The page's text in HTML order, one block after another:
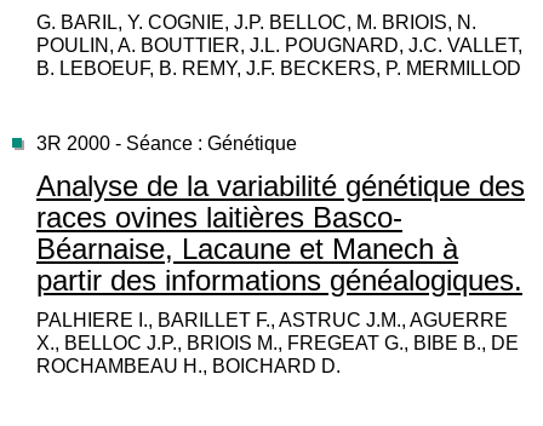
G. BARIL, Y. COGNIE, J.P. BELLOC, M. BRIOIS, N.
POULIN, A. BOUTTIER, J.L. POUGNARD, J.C. VALLET,
B. LEBOEUF, B. REMY, J.F. BECKERS, P. MERMILLOD
3R 2000 - Séance : Génétique
Analyse de la variabilité génétique des
races ovines laitières Basco-
Béarnaise, Lacaune et Manech à
partir des informations généalogiques.
PALHIERE I., BARILLET F., ASTRUC J.M., AGUERRE
X., BELLOC J.P., BRIOIS M., FREGEAT G., BIBE B., DE
ROCHAMBEAU H., BOICHARD D.